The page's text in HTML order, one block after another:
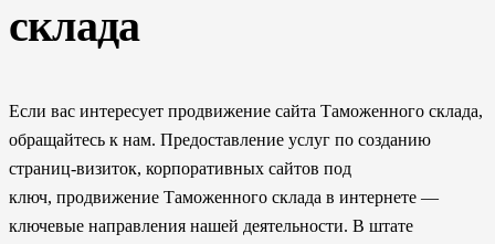
склада
Если вас интересует продвижение сайта Таможенного склада,
обращайтесь к нам. Предоставление услуг по созданию
страниц-визиток, корпоративных сайтов под
ключ, продвижение Таможенного склада в интернете —
ключевые направления нашей деятельности. В штате